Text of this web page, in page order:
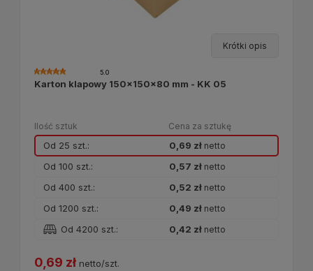
Krótki opis
Karton klapowy 150x150x80 mm - KK 05
5.0
Ilość sztuk Cena za sztukę
Od 25 szt.: 0,69 złnetto
Od 100 szt.: 0,57 złnetto
Od 400 szt.: 0,52 złnetto
Od 1200 szt.: 0,49 złnetto
Od 4200 szt.: 0,42 złnetto
0,69 zł netto/szt.